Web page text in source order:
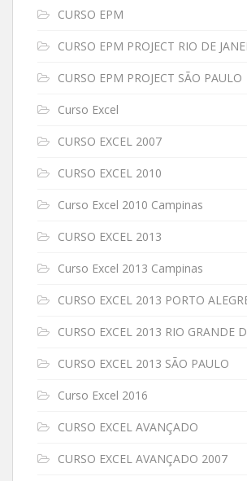
CURSO EPM
CURSO EPM PROJECT RIO DE
CURSO EPM PROJECT SÃO PAULO
Curso Excel
CURSO EXCEL 2007
CURSO EXCEL 2010
Curso Excel 2010 Campinas
CURSO EXCEL 2013
Curso Excel 2013 Campinas
CURSO EXCEL 2013 PORTO
CURSO EXCEL 2013 RIO GRANDE
CURSO EXCEL 2013 SÃO PAULO
Curso Excel 2016
CURSO EXCEL AVANÇADO
CURSO EXCEL AVANÇADO 2007